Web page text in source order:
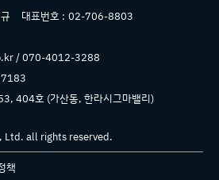
대표번호 : 02-706-8803
/ 070-4012-3288
404호 (가산동, 한라시그마밸리)
Ltd. all rights reserved.
책